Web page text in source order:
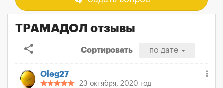
ТРАМАДОЛ отзывы
share
Сортировать по дате
Oleg27
23 октября, 2020 год